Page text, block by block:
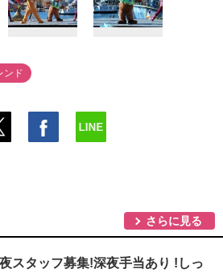
ンド
さらに見る
スタッフ募集!深夜手当あり !しっ